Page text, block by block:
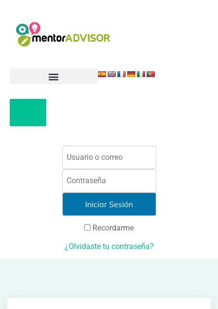
Recordarme
¿Olvidaste tu contraseña?